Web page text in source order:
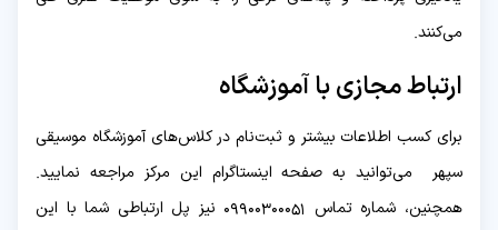
می‌کنند.
ارتباط مجازی با آموزشگاه
برای کسب اطلاعات بیشتر و ثبت‌نام در کلاس‌های آموزشگاه موسیقی
سپهر می‌توانید به صفحه اینستاگرام این مرکز مراجعه نمایید.
همچنین، شماره تماس 09900300051 نیز پل ارتباطی شما با این